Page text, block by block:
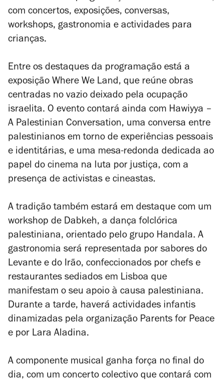
com concertos, exposições, conversas,
workshops, gastronomia e actividades para
crianças.
Entre os destaques da programação está a
exposição Where We Land, que reúne obras
centradas no vazio deixado pela ocupação
israelita. O evento contará ainda com Hawiyya –
A Palestinian Conversation, uma conversa entre
palestinianos em torno de experiências pessoais
e identitárias, e uma mesa-redonda dedicada ao
papel do cinema na luta por justiça, com a
presença de activistas e cineastas.
A tradição também estará em destaque com um
workshop de Dabkeh, a dança folclórica
palestiniana, orientado pelo grupo Handala. A
gastronomia será representada por sabores do
Levante e do Irão, confeccionados por chefs e
restaurantes sediados em Lisboa que
manifestam o seu apoio à causa palestiniana.
Durante a tarde, haverá actividades infantis
dinamizadas pela organização Parents for Peace
e por Lara Aladina.
A componente musical ganha força no final do
dia, com um concerto colectivo que contará com